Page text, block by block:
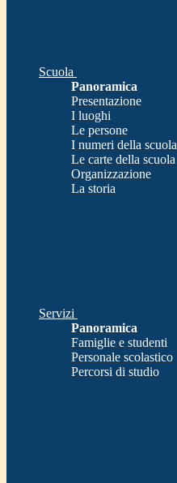
Scuola
Panoramica
Presentazione
I luoghi
Le persone
I numeri della scuola
Le carte della scuola
Organizzazione
La storia
Servizi
Panoramica
Famiglie e studenti
Personale scolastico
Percorsi di studio